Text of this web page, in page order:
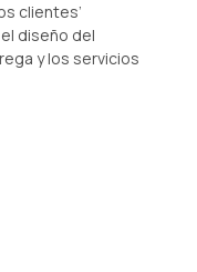
clientes’
diseño del
y los servicios